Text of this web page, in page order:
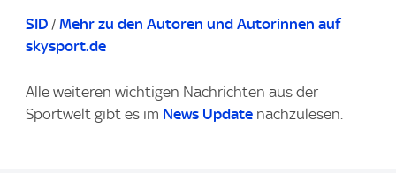
SID / Mehr zu den Autoren und Autorinnen auf
skysport.de
Alle weiteren wichtigen Nachrichten aus der
Sportwelt gibt es im News Update nachzulesen.